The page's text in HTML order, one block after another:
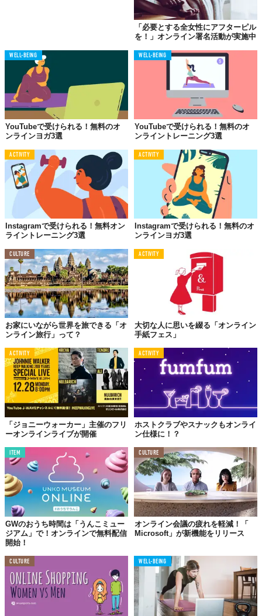
「必要とする全女性にアフターピル
を！」オンライン署名活動が実施中
WELL-BEING
YouTubeで受けられる！無料のオ
ンラインヨガ3選
WELL-BEING
YouTubeで受けられる！無料のオ
ンライントレーニング3選
ACTIVITY
Instagramで受けられる！無料オン
ライントレーニング3選
ACTIVITY
Instagramで受けられる！無料のオ
ンラインヨガ3選
CULTURE
お家にいながら世界を旅できる「オ
ンライン旅行」って？
ACTIVITY
大切な人に思いを綴る「オンライン
手紙フェス」
ACTIVITY
「ジョニーウォーカー」主催のフリ
ーオンラインライブが開催
ACTIVITY
ホストクラブやスナックもオンライ
ン仕様に！？
ITEM
GWのおうち時間は「うんこミュー
ジアム」で！オンラインで無料配信
開始！
CULTURE
オンライン会議の疲れを軽減！「
Microsoft」が新機能をリリース
CULTURE WELL-BEING